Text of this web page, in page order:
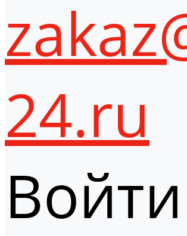
24.ru
Войти